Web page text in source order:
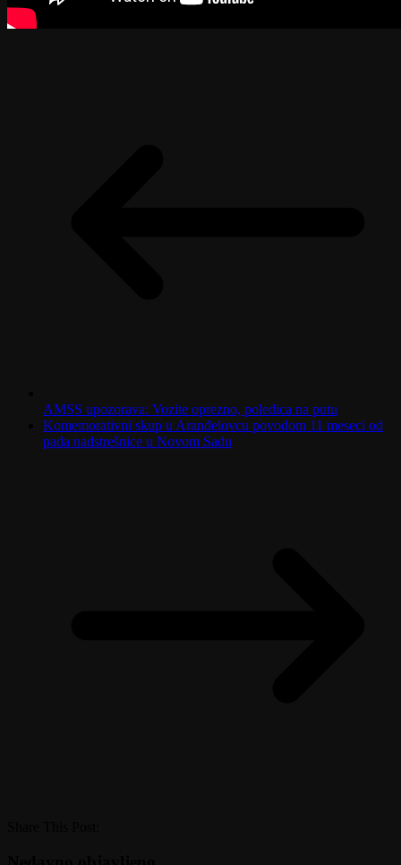
AMSS upozorava: Vozite oprezno, poledica na putu
Komemorativni skup u Aranđelovcu povodom 11 meseci od
pada nadstrešnice u Novom Sadu